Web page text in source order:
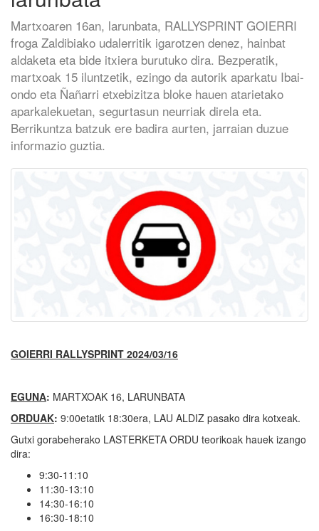
Martxoaren 16an, larunbata, RALLYSPRINT GOIERRI
froga Zaldibiako udalerritik igarotzen denez, hainbat
aldaketa eta bide itxiera burutuko dira. Bezperatik,
martxoak 15 iluntzetik, ezingo da autorik aparkatu Ibai-
ondo eta Ñañarri etxebizitza bloke hauen atarietako
aparkalekuetan, segurtasun neurriak direla eta.
Berrikuntza batzuk ere badira aurten, jarraian duzue
informazio guztia.
GOIERRI RALLYSPRINT 2024/03/16
EGUNA: MARTXOAK 16, LARUNBATA
ORDUAK: 9:00etatik 18:30era, LAU ALDIZ pasako dira kotxeak.
Gutxi gorabeherako LASTERKETA ORDU teorikoak hauek izango
dira:
9:30-11:10
11:30-13:10
14:30-16:10
16:30-18:10